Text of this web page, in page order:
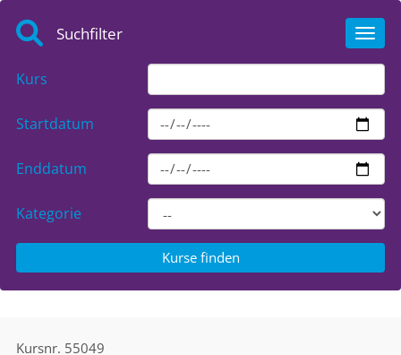
Suchfilter
Kurs
Startdatum
Enddatum
Kategorie
Kursnr. 55049